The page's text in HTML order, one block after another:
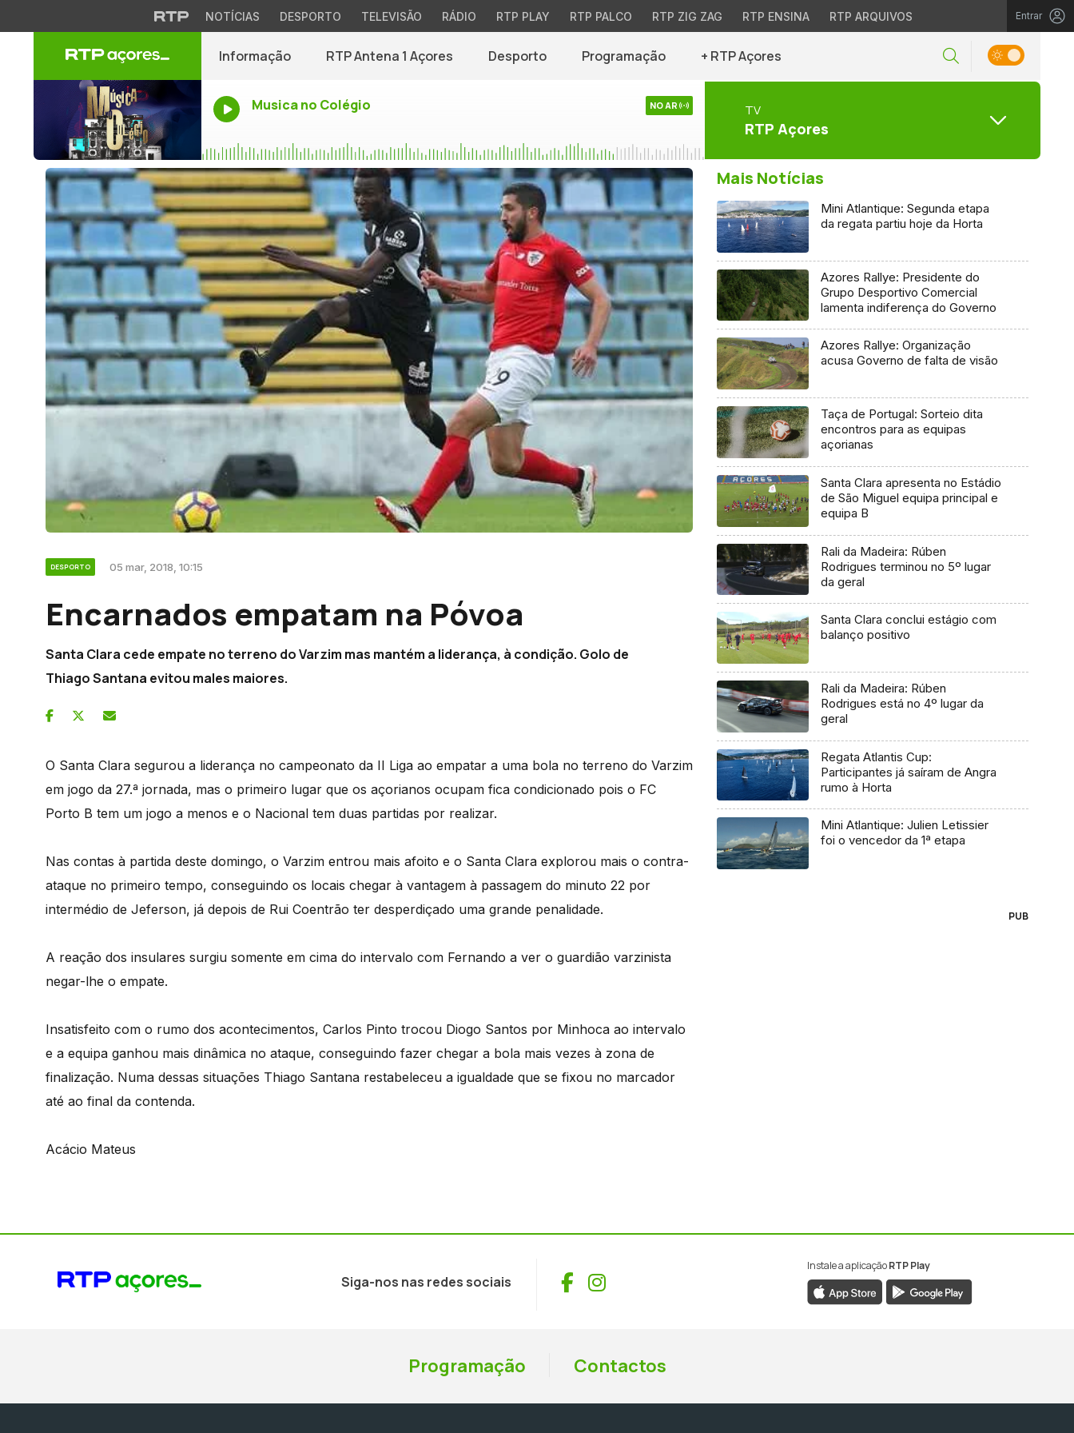
NOTÍCIAS DESPORTO TELEVISÃO RÁDIO RTP PLAY RTP PALCO RTP ZIG ZAG RTP ENSINA RTP ARQUIVOS Entrar
Informação RTP Antena 1 Açores Desporto Programação + RTP Açores
Musica no Colégio NO AR TV
RTP Açores
DESPORTO 05 mar, 2018, 10:15
Encarnados empatam na Póvoa
Santa Clara cede empate no terreno do Varzim mas mantém a liderança, à condição. Golo de
Thiago Santana evitou males maiores.
O Santa Clara segurou a liderança no campeonato da II Liga ao empatar a uma bola no terreno do Varzim
em jogo da 27.ª jornada, mas o primeiro lugar que os açorianos ocupam fica condicionado pois o FC
Porto B tem um jogo a menos e o Nacional tem duas partidas por realizar.
Nas contas à partida deste domingo, o Varzim entrou mais afoito e o Santa Clara explorou mais o contra-
ataque no primeiro tempo, conseguindo os locais chegar à vantagem à passagem do minuto 22 por
intermédio de Jeferson, já depois de Rui Coentrão ter desperdiçado uma grande penalidade.
A reação dos insulares surgiu somente em cima do intervalo com Fernando a ver o guardião varzinista
negar-lhe o empate.
Insatisfeito com o rumo dos acontecimentos, Carlos Pinto trocou Diogo Santos por Minhoca ao intervalo
e a equipa ganhou mais dinâmica no ataque, conseguindo fazer chegar a bola mais vezes à zona de
finalização. Numa dessas situações Thiago Santana restabeleceu a igualdade que se fixou no marcador
até ao final da contenda.
Acácio Mateus
Mais Notícias
Mini Atlantique: Segunda etapa
da regata partiu hoje da Horta
Azores Rallye: Presidente do
Grupo Desportivo Comercial
lamenta indiferença do Governo
Azores Rallye: Organização
acusa Governo de falta de visão
Taça de Portugal: Sorteio dita
encontros para as equipas
açorianas
Santa Clara apresenta no Estádio
de São Miguel equipa principal e
equipa B
Rali da Madeira: Rúben
Rodrigues terminou no 5º lugar
da geral
Santa Clara conclui estágio com
balanço positivo
Rali da Madeira: Rúben
Rodrigues está no 4º lugar da
geral
Regata Atlantis Cup:
Participantes já saíram de Angra
rumo à Horta
Mini Atlantique: Julien Letissier
foi o vencedor da 1ª etapa
PUB
Siga-nos nas redes sociais Facebook
Instagram
Instale a aplicaçãoRTP Play
Programação Contactos